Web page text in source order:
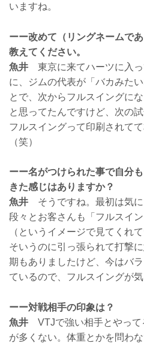
いますね。
ーー改めて（リングネームで
教えてください。
魚井 東京に来てハーツに入
に、ジムの代表が「バカみた
とで、次からフルスイングに
と思ってたんですけど、次の
フルスイングって印刷されて
（笑）
ーー名がつけられた事で自分
きた感じはありますか？
魚井 そうですね。最初は気に
段々とお客さんも「フルスイ
（というイメージで見てくれ
そいうのに引っ張られて打撃
期もありましたけど、今はバ
ているので、フルスイングが気
ーー対戦相手の印象は？
魚井 VTJで強い相手とやって
が多くない。体重とかを問わ